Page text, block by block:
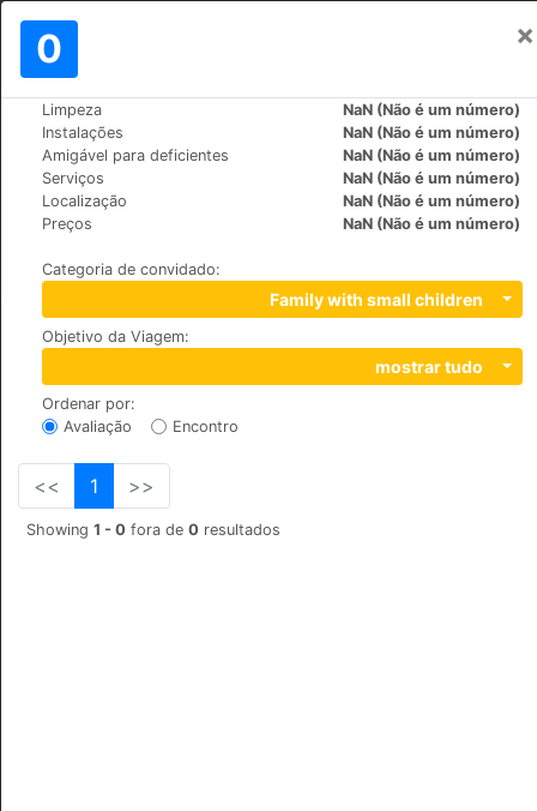
0 ×
Limpeza
NaN (Não é um número)
Instalações
NaN (Não é um número)
Amigável para deficientes
NaN (Não é um número)
Serviços
NaN (Não é um número)
Localização
NaN (Não é um número)
Preços
NaN (Não é um número)
Categoria de convidado:
Family with small children
Objetivo da Viagem:
mostrar tudo
Ordenar por:
Avaliação
Encontro
<< 1 >>
Showing 1 - 0 fora de 0 resultados
Mundo>Switzerland
Seminar- und Wellnesshotel Stoos
+41 (0)41 817 44 44